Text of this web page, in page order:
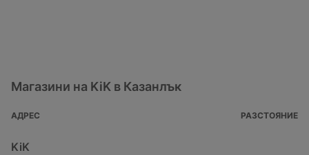
Магазини на KiK в Казанлък
АДРЕС РАЗСТОЯНИЕ
KiK